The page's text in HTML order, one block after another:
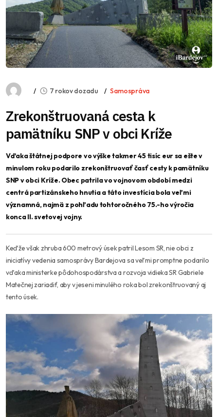
7 rokov dozadu Samospráva
Zrekonštruovaná cesta k
pamätníku SNP v obci Kríže
Vďaka štátnej podpore vo výške takmer 45 tisíc eur sa ešte v
minulom roku podarilo zrekonštruovať časť cesty k pamätníku
SNP v obci Kríže. Obec patrila vo vojnovom období medzi
centrá partizánskeho hnutia a táto investícia bola veľmi
významná, najmä z pohľadu tohtoročného 75.-ho výročia
konca II. svetovej vojny.
Keďže však zhruba 600 metrový úsek patril Lesom SR, nie obci z
iniciatívy vedenia samosprávy Bardejova sa veľmi promptne podarilo
vďaka ministerke pôdohospodárstva a rozvoja vidieka SR Gabriele
Matečnej zariadiť, aby v jeseni minulého roka bol zrekonštruovaný aj
tento úsek.